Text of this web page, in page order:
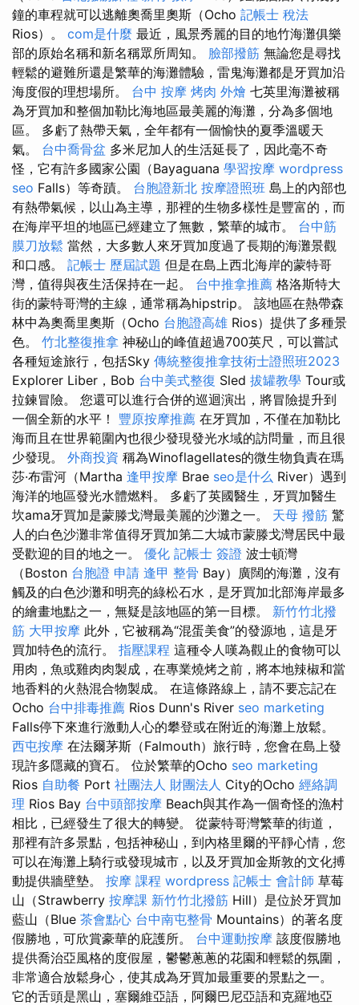
鐘的車程就可以逃離奧喬里奧斯（Ocho 記帳士 稅法
Rios）。 com是什麼 最近，風景秀麗的目的地竹海灘俱樂
部的原始名稱和新名稱眾所周知。 臉部撥筋 無論您是尋找
輕鬆的避難所還是繁華的海灘體驗，雷鬼海灘都是牙買加沿
海度假的理想場所。 台中 按摩 烤肉 外燴 七英里海灘被稱
為牙買加和整個加勒比海地區最美麗的海灘，分為多個地
區。 多虧了熱帶天氣，全年都有一個愉快的夏季溫暖天
氣。 台中喬骨盆 多米尼加人的生活延長了，因此毫不奇
怪，它有許多國家公園（Bayaguana 學習按摩 wordpress
seo Falls）等奇蹟。 台胞證新北 按摩證照班 島上的內部也
有熱帶氣候，以山為主導，那裡的生物多樣性是豐富的，而
在海岸平坦的地區已經建立了無數，繁華的城市。 台中筋
膜刀放鬆 當然，大多數人來牙買加度過了長期的海灘景觀
和口感。 記帳士 歷屆試題 但是在島上西北海岸的蒙特哥
灣，值得與夜生活保持在一起。 台中推拿推薦 格洛斯特大
街的蒙特哥灣的主線，通常稱為hipstrip。 該地區在熱帶森
林中為奧喬里奧斯（Ocho 台胞證高雄 Rios）提供了多種景
色。 竹北整復推拿 神秘山的峰值超過700英尺，可以嘗試
各種短途旅行，包括Sky 傳統整復推拿技術士證照班2023
Explorer Liber，Bob 台中美式整復 Sled 拔罐教學 Tour或
拉鍊冒險。 您還可以進行合併的巡迴演出，將冒險提升到
一個全新的水平！ 豐原按摩推薦 在牙買加，不僅在加勒比
海而且在世界範圍內也很少發現發光水域的訪問量，而且很
少發現。 外商投資 稱為Winoflagellates的微生物負責在瑪
莎·布雷河（Martha 逢甲按摩 Brae seo是什么 River）遇到
海洋的地區發光水體燃料。 多虧了英國醫生，牙買加醫生
坎ama牙買加是蒙滕戈灣最美麗的沙灘之一。 天母 撥筋 驚
人的白色沙灘非常值得牙買加第二大城市蒙滕戈灣居民中最
受歡迎的目的地之一。 優化 記帳士 簽證 波士頓灣
（Boston 台胞證 申請 逢甲 整骨 Bay）廣闊的海灘，沒有
觸及的白色沙灘和明亮的綠松石水，是牙買加北部海岸最多
的繪畫地點之一，無疑是該地區的第一目標。 新竹竹北撥
筋 大甲按摩 此外，它被稱為“混蛋美食”的發源地，這是牙
買加特色的流行。 指壓課程 這種令人嘆為觀止的食物可以
用肉，魚或雞肉肉製成，在專業燒烤之前，將本地辣椒和當
地香料的火熱混合物製成。 在這條路線上，請不要忘記在
Ocho 台中排毒推薦 Rios Dunn's River seo marketing
Falls停下來進行激動人心的攀登或在附近的海灘上放鬆。
西屯按摩 在法爾茅斯（Falmouth）旅行時，您會在島上發
現許多隱藏的寶石。 位於繁華的Ocho seo marketing
Rios 自助餐 Port 社團法人 財團法人 City的Ocho 經絡調
理 Rios Bay 台中頭部按摩 Beach與其作為一個奇怪的漁村
相比，已經發生了很大的轉變。 從蒙特哥灣繁華的街道，
那裡有許多景點，包括神秘山，到內格里爾的平靜心情，您
可以在海灘上騎行或發現城市，以及牙買加金斯敦的文化搏
動提供牆壁墊。 按摩 課程 wordpress 記帳士 會計師 草莓
山（Strawberry 按摩課 新竹竹北撥筋 Hill）是位於牙買加
藍山（Blue 茶會點心 台中南屯整骨 Mountains）的著名度
假勝地，可欣賞豪華的庇護所。 台中運動按摩 該度假勝地
提供喬治亞風格的度假屋，鬱鬱蔥蔥的花園和輕鬆的氛圍，
非常適合放鬆身心，使其成為牙買加最重要的景點之一。
它的舌頭是黑山，塞爾維亞語，阿爾巴尼亞語和克羅地亞